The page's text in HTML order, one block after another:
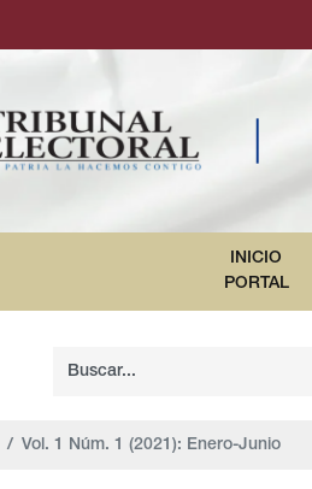
INICIO
PORTAL
Vol. 1 Núm. 1 (2021): Enero-Junio